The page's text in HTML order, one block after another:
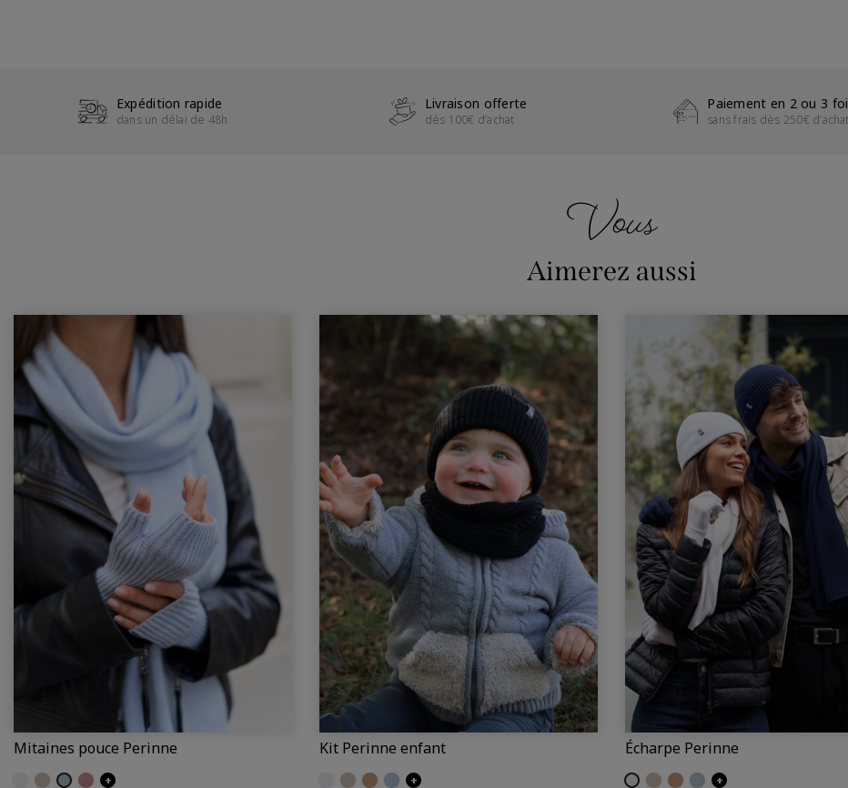
Expédition rapide
dans un délai de 48h
Livraison offerte
dès 100€ d’achat
Paiement en 2 ou 3
sans frais dès 250€ d’achat
Vous
Aimerez aussi
Mitaines pouce Perinne
EcruCraieIceberg
Poudre
+
Kit Perinne enfant
EcruCraieCamelIceberg
+
Écharpe Perinne
EcruCraieCamelIceberg
+